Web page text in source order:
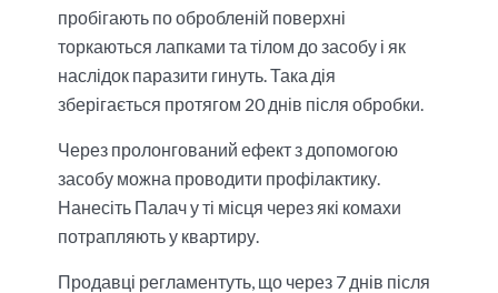
пробігають по обробленій поверхні
торкаються лапками та тілом до засобу і як
наслідок паразити гинуть. Така дія
зберігається протягом 20 днів після обробки.
Через пролонгований ефект з допомогою
засобу можна проводити профілактику.
Нанесіть Палач у ті місця через які комахи
потрапляють у квартиру.
Продавці регламентуть, що через 7 днів після